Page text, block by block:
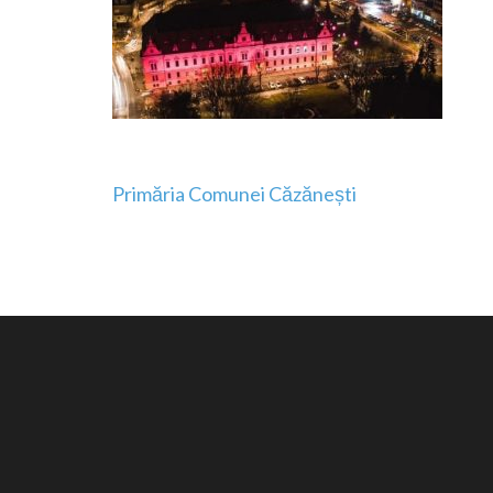
Navigare
Primăria Comunei Căzănești